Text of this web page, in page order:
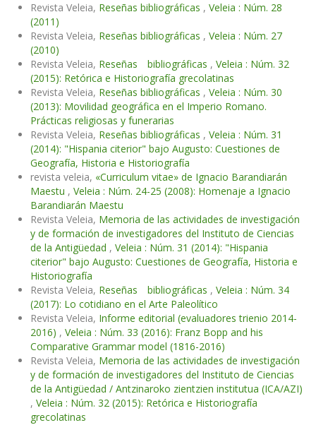
Revista Veleia, Reseñas bibliográficas , Veleia : Núm. 28
(2011)
Revista Veleia, Reseñas bibliográficas , Veleia : Núm. 27
(2010)
Revista Veleia, Reseñas bibliográficas , Veleia : Núm. 32
(2015): Retórica e Historiografía grecolatinas
Revista Veleia, Reseñas bibliográficas , Veleia : Núm. 30
(2013): Movilidad geográfica en el Imperio Romano.
Prácticas religiosas y funerarias
Revista Veleia, Reseñas bibliográficas , Veleia : Núm. 31
(2014): "Hispania citerior" bajo Augusto: Cuestiones de
Geografía, Historia e Historiografía
revista veleia, «Curriculum vitae» de Ignacio Barandiarán
Maestu , Veleia : Núm. 24-25 (2008): Homenaje a Ignacio
Barandiarán Maestu
Revista Veleia, Memoria de las actividades de investigación
y de formación de investigadores del Instituto de Ciencias
de la Antigüedad , Veleia : Núm. 31 (2014): "Hispania
citerior" bajo Augusto: Cuestiones de Geografía, Historia e
Historiografía
Revista Veleia, Reseñas bibliográficas , Veleia : Núm. 34
(2017): Lo cotidiano en el Arte Paleolítico
Revista Veleia, Informe editorial (evaluadores trienio 2014-
2016) , Veleia : Núm. 33 (2016): Franz Bopp and his
Comparative Grammar model (1816-2016)
Revista Veleia, Memoria de las actividades de investigación
y de formación de investigadores del Instituto de Ciencias
de la Antigüedad / Antzinaroko zientzien institutua (ICA/AZI)
, Veleia : Núm. 32 (2015): Retórica e Historiografía
grecolatinas